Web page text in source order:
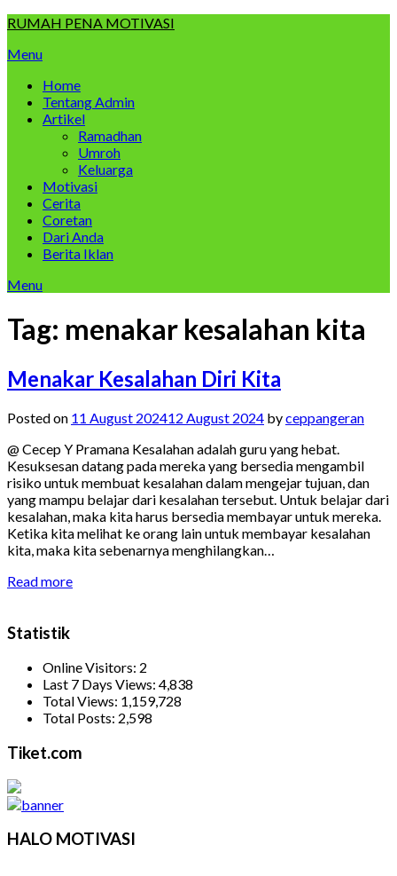
Skip
content
RUMAH PENA MOTIVASI
Menu
Home
Tentang Admin
Artikel
Ramadhan
Umroh
Keluarga
Motivasi
Cerita
Coretan
Dari Anda
Berita Iklan
Menu
Tag: menakar kesalahan kita
Menakar Kesalahan Diri Kita
Posted on 11 August 202412 August 2024 byceppangeran
@ Cecep Y Pramana Kesalahan adalah guru yang hebat.
Kesuksesan datang pada mereka yang bersedia mengambil
risiko untuk membuat kesalahan dalam mengejar tujuan, dan
yang mampu belajar dari kesalahan tersebut. Untuk belajar dari
kesalahan, maka kita harus bersedia membayar untuk mereka.
Ketika kita melihat ke orang lain untuk membayar kesalahan
kita, maka kita sebenarnya menghilangkan…
Read more
Statistik
Online Visitors: 2
Last 7 Days Views: 4,838
Total Views: 1,159,728
Total Posts: 2,598
Tiket.com
HALO MOTIVASI